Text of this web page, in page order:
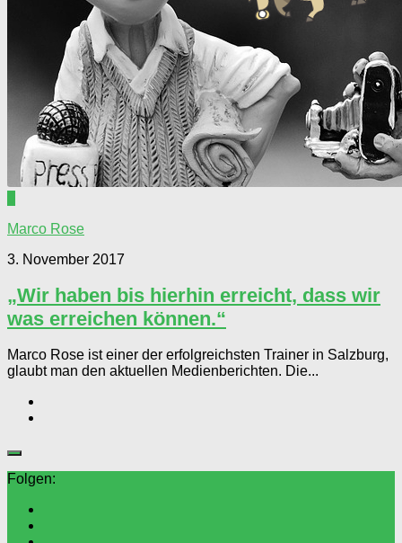
Marco Rose
3. November 2017
„Wir haben bis hierhin erreicht, dass wir
was erreichen können.“
Marco Rose ist einer der erfolgreichsten Trainer in Salzburg,
glaubt man den aktuellen Medienberichten. Die...
Folgen: